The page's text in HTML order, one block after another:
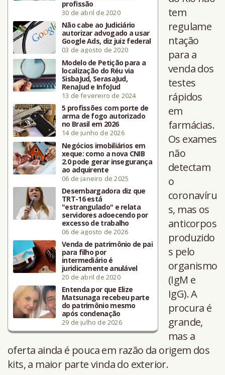
profissão
30 de abril de 2020
Não cabe ao Judiciário
autorizar advogado a usar
Google Ads, diz juiz federal
03 de agosto de 2020
Modelo de Petição para a
localização do Réu via
SisbaJud, SerasaJud,
RenaJud e InfoJud
13 de fevereiro de 2024
5 profissões com porte de
arma de fogo autorizado
no Brasil em 2026
14 de junho de 2026
Negócios imobiliários em
xeque: como a nova CNIB
2.0 pode gerar insegurança
ao adquirente
06 de janeiro de 2025
Desembargadora diz que
TRT-16 está
"estrangulado" e relata
servidores adoecendo por
excesso de trabalho
06 de agosto de 2026
Venda de patrimônio de pai
para filho por
intermediário é
juridicamente anulável
20 de abril de 2020
Entenda por que Elize
Matsunaga recebeu parte
do patrimônio mesmo
após condenação
29 de julho de 2026
tem
regulame
ntação
para a
venda dos
testes
rápidos
em
farmácias.
Os exames
não
detectam
o
coronavíru
s, mas os
anticorpos
produzido
s pelo
organismo
(IgM e
IgG). A
procura é
grande,
mas a
oferta ainda é pouca em razão da origem dos
kits, a maior parte vinda do exterior.